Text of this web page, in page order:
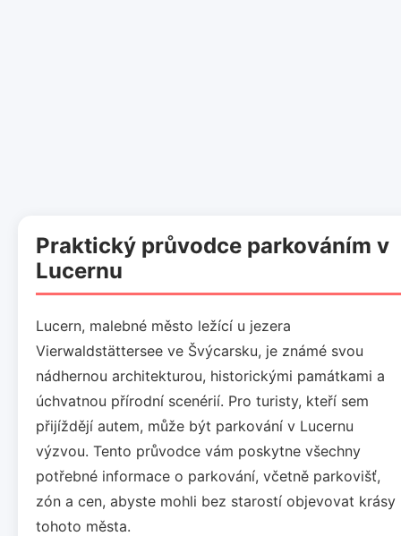
Praktický průvodce parkováním v
Lucernu
Lucern, malebné město ležící u jezera
Vierwaldstättersee ve Švýcarsku, je známé svou
nádhernou architekturou, historickými památkami a
úchvatnou přírodní scenérií. Pro turisty, kteří sem
přijíždějí autem, může být parkování v Lucernu
výzvou. Tento průvodce vám poskytne všechny
potřebné informace o parkování, včetně parkovišť,
zón a cen, abyste mohli bez starostí objevovat krásy
tohoto města.